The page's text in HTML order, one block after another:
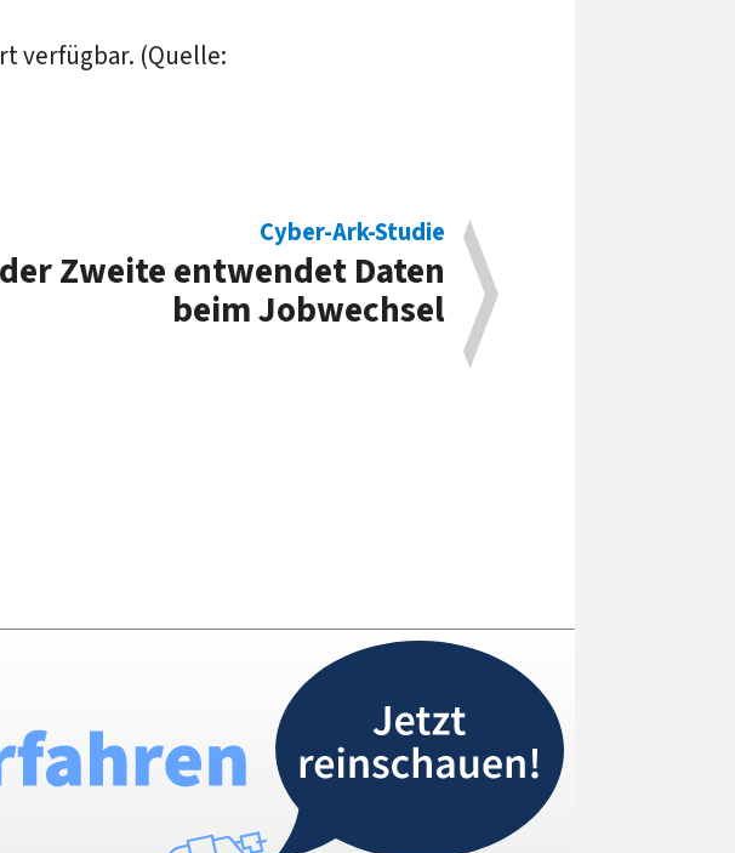
verfügbar. (Quelle:
Cyber-Ark-Studie
Zweite entwendet Daten
beim Jobwechsel